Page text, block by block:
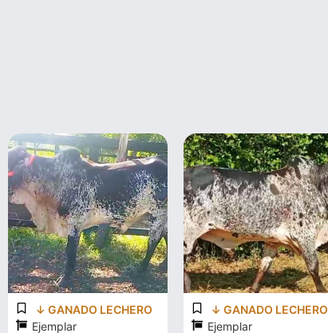
↓ GANADO LECHERO
Ejemplar
↓ GANADO LECHERO
Ejemplar